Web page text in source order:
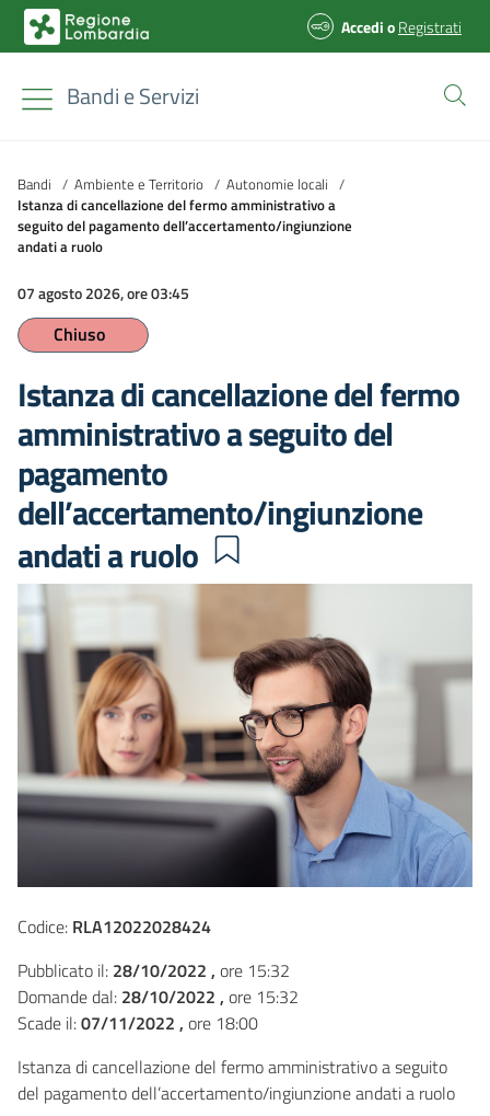
AccedioRegistrati
Bandi e Servizi
Bandi / Ambiente e Territorio / Autonomie locali /
Istanza di cancellazione del fermo amministrativo a
seguito del pagamento dell’accertamento/ingiunzione
andati a ruolo
07 agosto 2026, ore 03:45
Chiuso
Istanza di cancellazione del fermo
amministrativo a seguito del
pagamento
dell’accertamento/ingiunzione
andati a ruolo
Codice: RLA12022028424
Pubblicato il: 28/10/2022 , ore 15:32
Domande dal: 28/10/2022 , ore 15:32
Scade il:07/11/2022 , ore 18:00
Istanza di cancellazione del fermo amministrativo a seguito
del pagamento dell’accertamento/ingiunzione andati a ruolo